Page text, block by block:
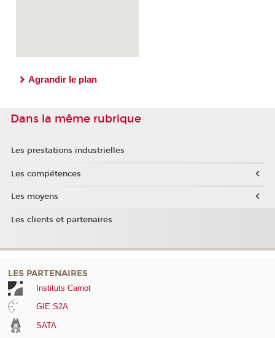
Agrandir le plan
Dans la même rubrique
Les prestations industrielles
Les compétences
Les moyens
Les clients et partenaires
LES PARTENAIRES
Instituts Carnot
GIE S2A
SATA